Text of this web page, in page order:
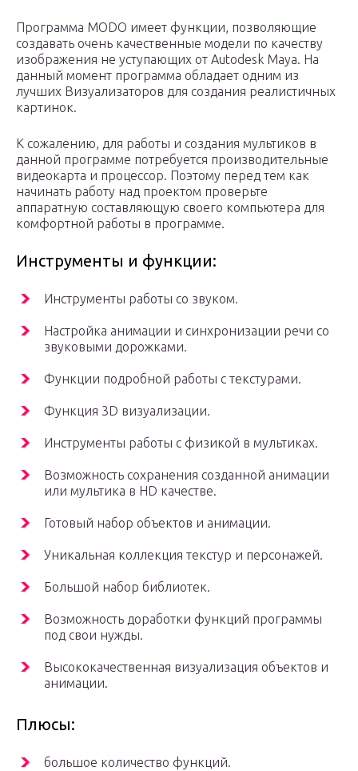
Программа MODO имеет функции, позволяющие
создавать очень качественные модели по качеству
изображения не уступающих от Autodesk Maya. На
данный момент программа обладает одним из
лучших Визуализаторов для создания реалистичных
картинок.
К сожалению, для работы и создания мультиков в
данной программе потребуется производительные
видеокарта и процессор. Поэтому перед тем как
начинать работу над проектом проверьте
аппаратную составляющую своего компьютера для
комфортной работы в программе.
Инструменты и функции:
Инструменты работы со звуком.
Настройка анимации и синхронизации речи со
звуковыми дорожками.
Функции подробной работы с текстурами.
Функция 3D визуализации.
Инструменты работы с физикой в мультиках.
Возможность сохранения созданной анимации
или мультика в HD качестве.
Готовый набор объектов и анимации.
Уникальная коллекция текстур и персонажей.
Большой набор библиотек.
Возможность доработки функций программы
под свои нужды.
Высококачественная визуализация объектов и
анимации.
Плюсы:
большое количество функций.